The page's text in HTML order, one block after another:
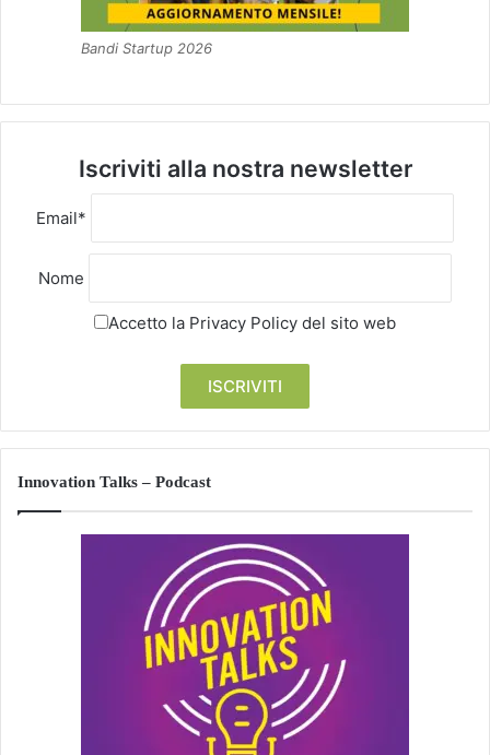
Bandi Startup 2026
Iscriviti alla nostra newsletter
Email*
Nome
Accetto la Privacy Policy del sito web
Innovation Talks – Podcast